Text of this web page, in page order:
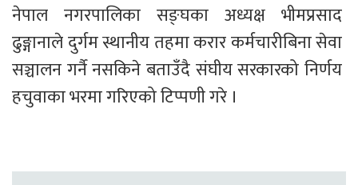
नेपाल नगरपालिका सङ्घका अध्यक्ष भीमप्रसाद
ढुङ्गानाले दुर्गम स्थानीय तहमा करार कर्मचारीबिना सेवा
सञ्चालन गर्नै नसकिने बताउँदै संघीय सरकारको निर्णय
हचुवाका भरमा गरिएको टिप्पणी गरे ।